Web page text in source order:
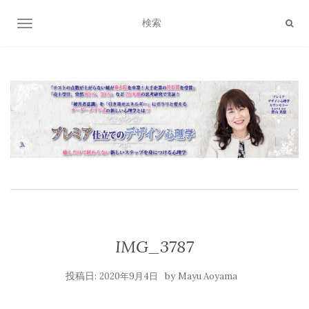
ナビゲーション切り替え
IMG_3787
投稿日: 2020年9月4日 by Mayu Aoyama